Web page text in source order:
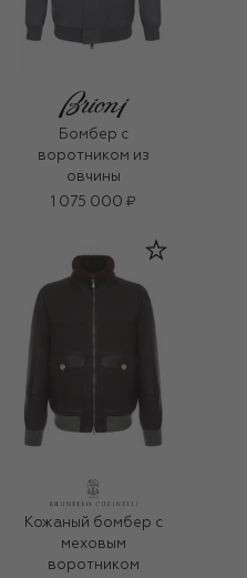
Бомбер с
воротником из
овчины
1 075 000 ₽
Кожаный бомбер с
меховым
воротником